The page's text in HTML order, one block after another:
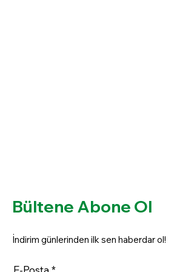
Bültene Abone Ol
İndirim günlerinden ilk sen haberdar ol!